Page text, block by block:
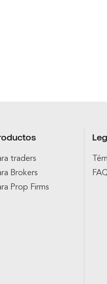
traders
Brokers
Prop Firms